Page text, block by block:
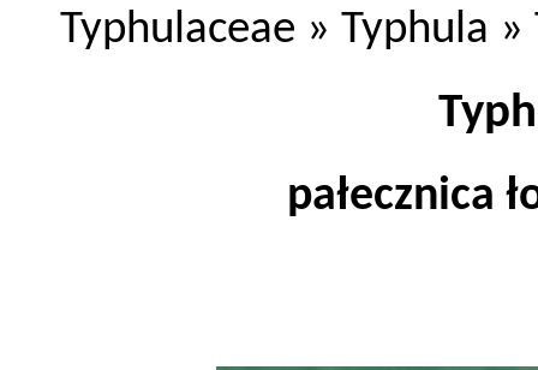
Typhulaceae » Typhula »
pałecznica